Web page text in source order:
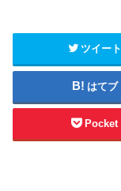
ツイート
はてブ
Pocket